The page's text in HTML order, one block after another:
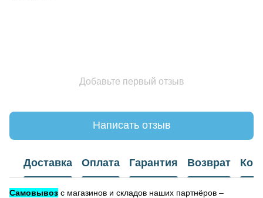
Добавьте первый отзыв
Написать отзыв
Доставка Оплата Гарантия Возврат
Самовывоз с магазинов и складов наших партнёров –